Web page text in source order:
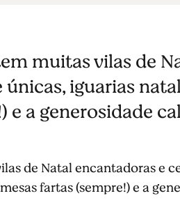
no
muitas vilas de
iguarias
e a generosidade
de Natal encantadoras e
fartas (sempre!) e a